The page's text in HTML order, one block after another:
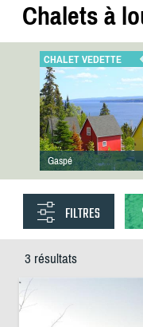
Chalets à
CHALET VEDETTE
Gaspé
FILTRES
3 résultats